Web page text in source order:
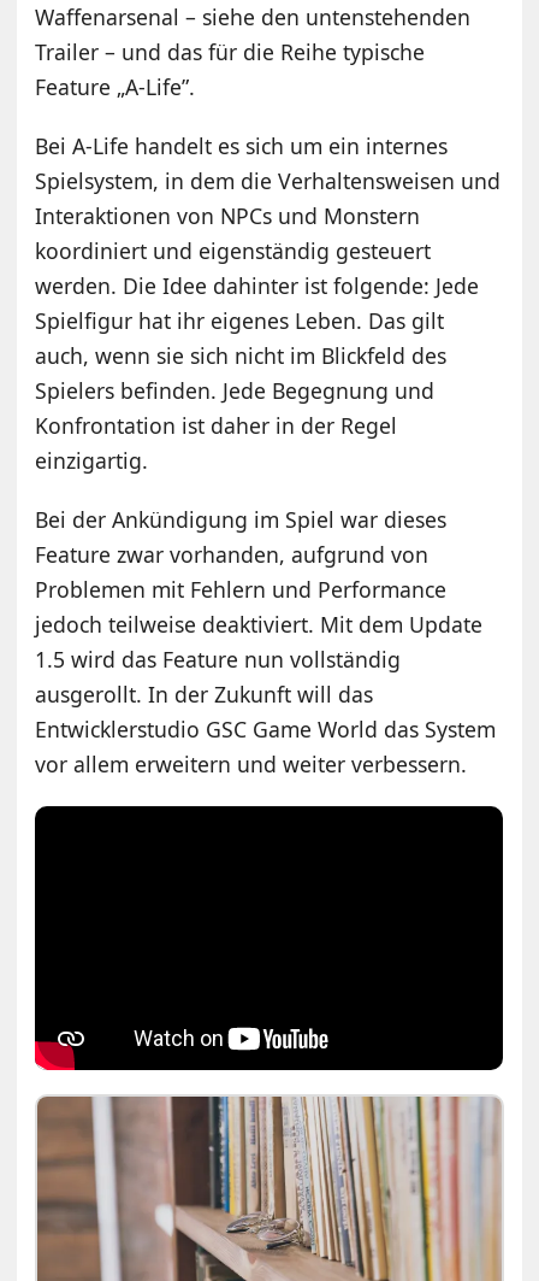
Waffenarsenal – siehe den untenstehenden
Trailer – und das für die Reihe typische
Feature „A-Life”.
Bei A-Life handelt es sich um ein internes
Spielsystem, in dem die Verhaltensweisen und
Interaktionen von NPCs und Monstern
koordiniert und eigenständig gesteuert
werden. Die Idee dahinter ist folgende: Jede
Spielfigur hat ihr eigenes Leben. Das gilt
auch, wenn sie sich nicht im Blickfeld des
Spielers befinden. Jede Begegnung und
Konfrontation ist daher in der Regel
einzigartig.
Bei der Ankündigung im Spiel war dieses
Feature zwar vorhanden, aufgrund von
Problemen mit Fehlern und Performance
jedoch teilweise deaktiviert. Mit dem Update
1.5 wird das Feature nun vollständig
ausgerollt. In der Zukunft will das
Entwicklerstudio GSC Game World das System
vor allem erweitern und weiter verbessern.